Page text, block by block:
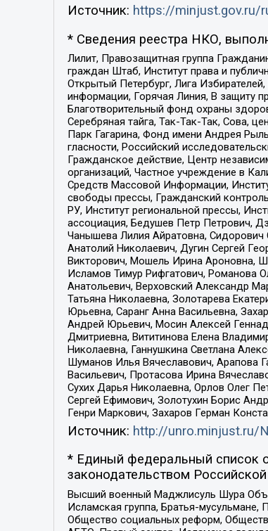
Источник: https://
* Сведения реестра НКО,
Лилит, Правозащитная группа
граждан Штаб, Институт права и
Открытый Петербург, Лига
информации, Горячая Линия, В защиту
Благотворительный фонд охраны
Серебряная тайга, Так-Так-Так, Сова,
Парк Гагарина, Фонд имени Андрея
гласности, Российский
Гражданское действие, Центр
организаций, Частное учреждение в
Средств Массовой Информации,
свободы прессы, Гражданский
РУ, Институт региональной прессы,
ассоциация, Бедушев Петр Петрович,
Чанышева Лилия Айратовна, Сидорович
Анатолий Николаевич, Дугин Сергей
Викторович, Мошель Ирина Ароновна,
Исламов Тимур Рифгатович, Романова
Анатольевич, Верховский Александр
Татьяна Николаевна, Золотарева
Юрьевна, Саранг Анна Васильевна,
Андрей Юрьевич, Мосин Алексей
Дмитриевна, Вититинова Елена
Николаевна, Ганнушкина Светлана
Шуманов Илья Вячеславович, Арапова
Васильевич, Протасова Ирина
Сухих Дарья Николаевна, Орлов Олег
Сергей Ефимович, Золотухин Борис
Генри Маркович, Захаров Герман
Источник: http://unro.minjust.ru/
* Единый федеральный список
законодательством
Высший военный Маджлисуль Шура
Исламская группа, Братья-
Общество социальных реформ,